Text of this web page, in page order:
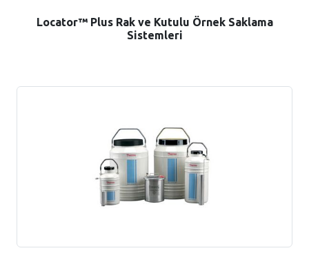
Locator™ Plus Rak ve Kutulu Örnek Saklama
Sistemleri